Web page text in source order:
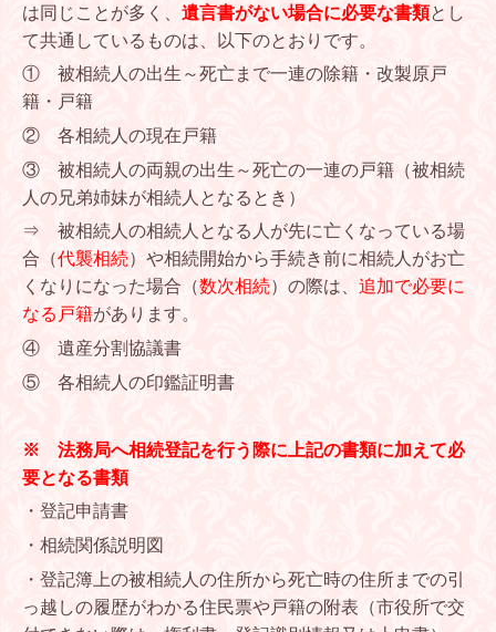
は同じことが多く、 遺言書がない場合に必要な書類とし
て共通しているものは、以下のとおりです。
① 被相続人の出生～死亡まで一連の除籍・改製原戸
籍・戸籍
② 各相続人の現在戸籍
③ 被相続人の両親の出生～死亡の一連の戸籍（被相続
人の兄弟姉妹が相続人となるとき）
⇒ 被相続人の相続人となる人が先に亡くなっている場
合（代襲相続）や相続開始から手続き前に相続人がお亡
くなりになった場合（数次相続）の際は、 追加で必要に
なる戸籍があります。
④ 遺産分割協議書
⑤ 各相続人の印鑑証明書
※ 法務局へ相続登記を行う際に上記の書類に加えて必
要となる書類
・登記申請書
・相続関係説明図
・登記簿上の被相続人の住所から死亡時の住所までの引
っ越しの履歴がわかる住民票や戸籍の附表（市役所で交